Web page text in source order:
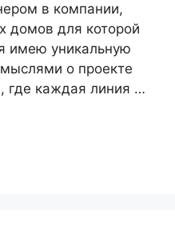
в компании,
домов для которой
имею уникальную
о проекте
где каждая линия …